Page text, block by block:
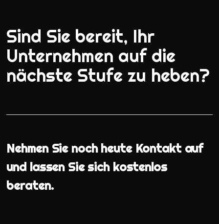
Sind Sie bereit, Ihr
Unternehmen auf die
nächste Stufe zu heben?
Nehmen Sie noch heute Kontakt auf
und lassen Sie sich kostenlos
beraten.